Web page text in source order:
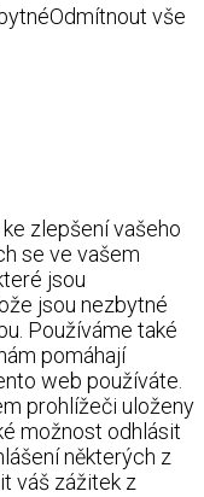
Odmítnout vše
zlepšení vašeho
se ve vašem
jsou
jsou nezbytné
Používáme také
pomáhají
web používáte.
prohlížeči uloženy
možnost odhlásit
některých z
váš zážitek z